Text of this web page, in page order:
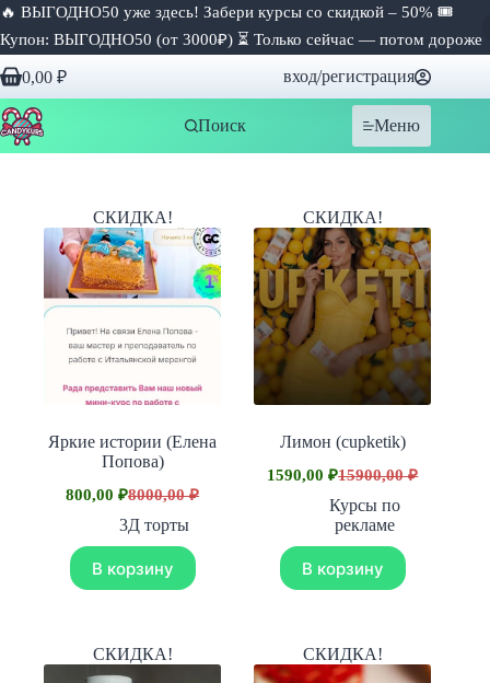
🔥 ВЫГОДНО50 уже здесь! Забери курсы со скидкой – 50% 🎟
Купон: ВЫГОДНО50 (от 3000₽) ⏳ Только сейчас — потом дороже
Перейти
к
сути
Корзина
0,00 ₽ вход/регистрация
Поиск Меню
СКИДКА!
Яркие истории (Елена
Попова)
8000,00₽
Первоначальная
цена
8000,00 ₽.
800,00₽Текущая
цена:
800,00 ₽.
3Д торты
В корзину
СКИДКА!
Лимон (cupketik)
15900,00₽
Первоначальная
цена
составляла
15900,00 ₽.
1590,00₽Текущая
цена:
1590,00 ₽.
Курсы по
рекламе
В корзину
СКИДКА! СКИДКА!